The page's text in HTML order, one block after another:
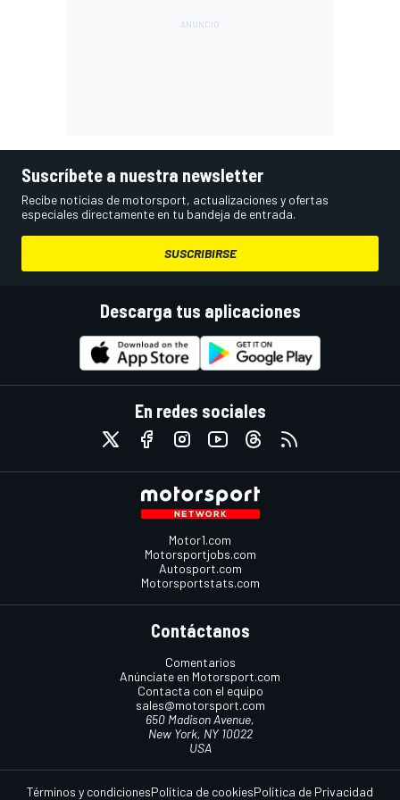
Suscríbete a nuestra newsletter
Recibe noticias de motorsport, actualizaciones y ofertas
especiales directamente en tu bandeja de entrada.
SUSCRIBIRSE
Descarga tus aplicaciones
En redes sociales
Motor1.com
Motorsportjobs.com
Autosport.com
Motorsportstats.com
Contáctanos
Comentarios
Anúnciate en Motorsport.com
Contacta con el equipo
sales@motorsport.com
650 Madison Avenue,
New York, NY 10022
USA
Términos y condicionesPolítica de cookiesPolítica de Privacidad